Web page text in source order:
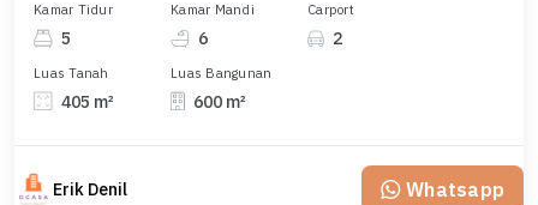
Kamar Tidur
5
Kamar Mandi
6
Carport
2
Luas Tanah
405 m²
Luas Bangunan
600 m²
Erik Denil Whatsapp